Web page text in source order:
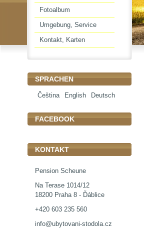
Fotoalbum
Umgebung, Service
Kontakt, Karten
SPRACHEN
Čeština English Deutsch
FACEBOOK
KONTAKT
Pension Scheune
Na Terase 1014/12
18200 Praha 8 - Ďáblice
+420 603 235 560
info@ubytovani-stodola.cz